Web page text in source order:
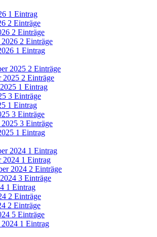
1 Eintrag
2 Einträge
2 Einträge
2026 2 Einträge
1 Eintrag
2025 2 Einträge
2025 2 Einträge
1 Eintrag
3 Einträge
1 Eintrag
3 Einträge
2025 3 Einträge
1 Eintrag
2024 1 Eintrag
2024 1 Eintrag
2024 2 Einträge
3 Einträge
1 Eintrag
2 Einträge
2 Einträge
5 Einträge
2024 1 Eintrag